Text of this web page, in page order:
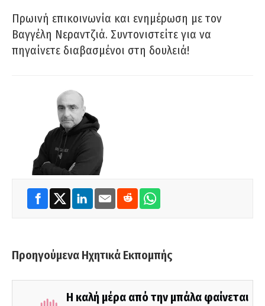
Πρωινή επικοινωνία και ενημέρωση με τον
Βαγγέλη Νεραντζιά. Συντονιστείτε για να
πηγαίνετε διαβασμένοι στη δουλειά!
Προηγούμενα Ηχητικά Εκπομπής
Η καλή μέρα από την μπάλα φαίνεται